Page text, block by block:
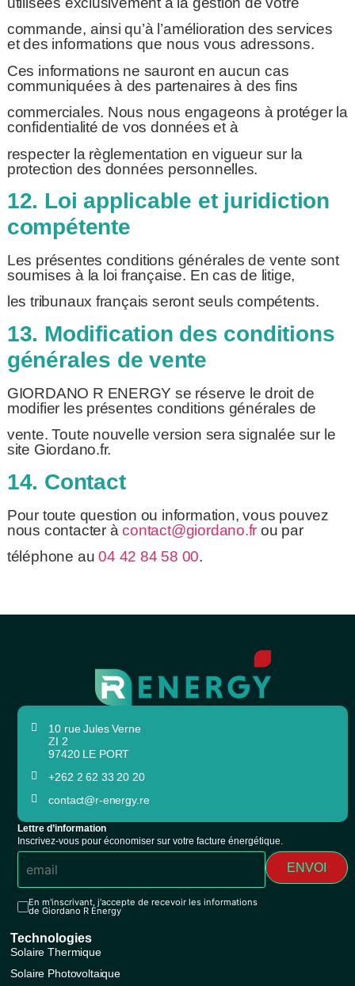
commande, ainsi qu’à l’amélioration des services
et des informations que nous vous adressons.
Ces informations ne sauront en aucun cas
communiquées à des partenaires à des fins
commerciales. Nous nous engageons à protéger la
confidentialité de vos données et à
respecter la règlementation en vigueur sur la
protection des données personnelles.
12. Loi applicable et juridiction
compétente
Les présentes conditions générales de vente sont
soumises à la loi française. En cas de litige,
les tribunaux français seront seuls compétents.
13. Modification des conditions
générales de vente
GIORDANO R ENERGY se réserve le droit de
modifier les présentes conditions générales de
vente. Toute nouvelle version sera signalée sur le
site Giordano.fr.
14. Contact
Pour toute question ou information, vous pouvez
nous contacter àcontact@giordano.fr ou par
téléphone au04 42 84 58 00.
Technologies
Solaire Thermique
Solaire Photovoltaique
10 rue Jules Verne
ZI 2
97420 LE PORT
+262 2 62 33 20 20
contact@r-energy.re
Lettre d’information
Inscrivez-vous pour économiser sur votre facture énergétique.
En m'inscrivant, j'accepte de recevoir les informations
de Giordano R Energy
ENVOI